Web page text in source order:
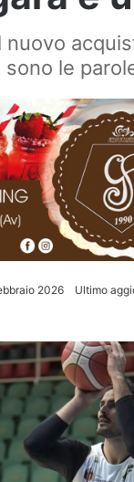
nuovo
le
2026
Ultimo